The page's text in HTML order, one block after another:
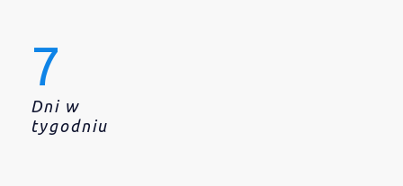
7
Dni w
tygodniu